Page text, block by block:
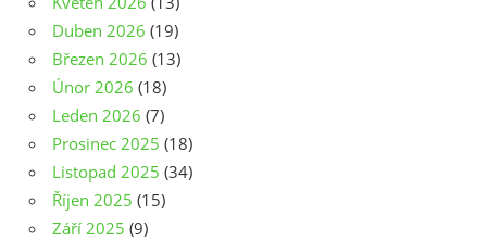
Duben 2026 (19)
Březen 2026 (13)
Únor 2026 (18)
Leden 2026 (7)
Prosinec 2025 (18)
Listopad 2025 (34)
Říjen 2025 (15)
Září 2025 (9)